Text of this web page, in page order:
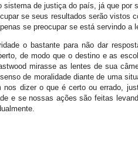
sistema de justiça do país, já que por
se seus resultados serão vistos
se preocupar se está servindo a
o bastante para não dar
de modo que o destino e as
mirasse as lentes de sua
de moralidade diante de uma
nos dizer o que é certo ou errado,
e se nossas ações são feitas